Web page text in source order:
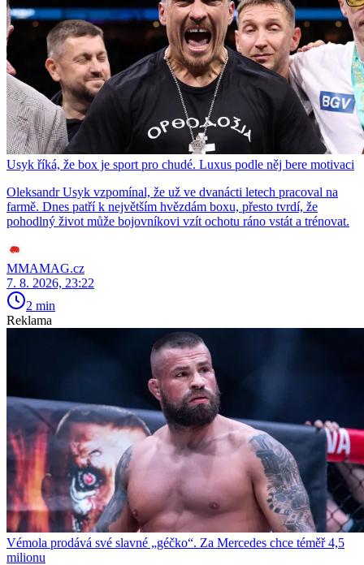
Usyk říká, že box je sport pro chudé. Luxus podle něj bere motivaci
Oleksandr Usyk vzpomínal, že už ve dvanácti letech pracoval na
farmě. Dnes patří k největším hvězdám boxu, přesto tvrdí, že
pohodlný život může bojovníkovi vzít ochotu ráno vstát a trénovat.
MMAMAG.cz
7. 8. 2026, 23:22
2 min
Reklama
Vémola prodává své slavné „géčko“. Za Mercedes chce téměř 4,5
milionu